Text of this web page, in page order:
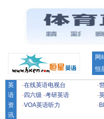
网
恒
英
语
资
讯
·在线英语电视台 ·
· 四六级 ·考研英语 ·
·VOA英语听力 ·